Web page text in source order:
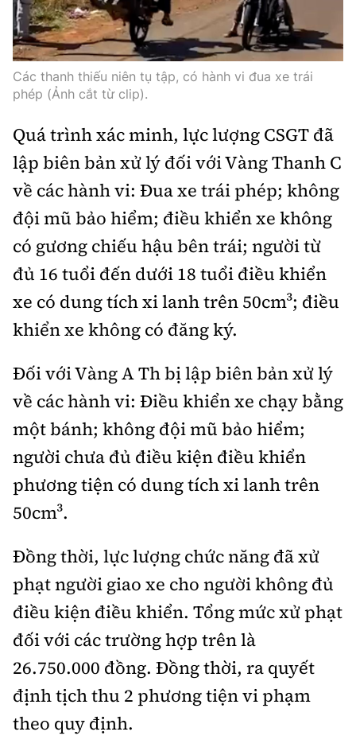
Các thanh thiếu niên tụ tập, có hành vi đua xe trái
phép (Ảnh cắt từ clip).
Quá trình xác minh, lực lượng CSGT đã
lập biên bản xử lý đối với Vàng Thanh C
về các hành vi: Đua xe trái phép; không
đội mũ bảo hiểm; điều khiển xe không
có gương chiếu hậu bên trái; người từ
đủ 16 tuổi đến dưới 18 tuổi điều khiển
xe có dung tích xi lanh trên 50cm³; điều
khiển xe không có đăng ký.
Đối với Vàng A Th bị lập biên bản xử lý
về các hành vi: Điều khiển xe chạy bằng
một bánh; không đội mũ bảo hiểm;
người chưa đủ điều kiện điều khiển
phương tiện có dung tích xi lanh trên
50cm³.
Đồng thời, lực lượng chức năng đã xử
phạt người giao xe cho người không đủ
điều kiện điều khiển. Tổng mức xử phạt
đối với các trường hợp trên là
26.750.000 đồng. Đồng thời, ra quyết
định tịch thu 2 phương tiện vi phạm
theo quy định.